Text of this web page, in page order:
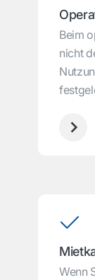
Beim
nicht
Wenn